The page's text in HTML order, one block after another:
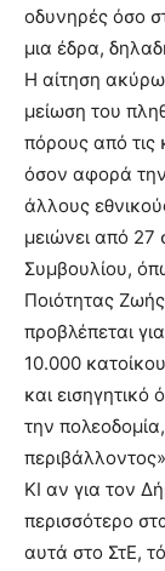
οδυνηρές όσο
μια έδρα,
Η αίτηση
μείωση του
πόρους από τις
όσον αφορά την
άλλους
μειώνει από 27
Συμβουλίου,
Ποιότητας
προβλέπεται
10.000
και
την
ΚΙ αν για τον
περισσότερο
αυτά στο ΣτΕ,